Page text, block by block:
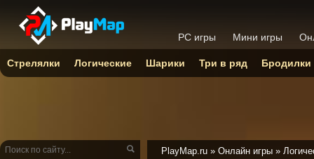
PlayMap.ru » Онлайн игры »
PC игры Мини игры
Стрелялки Логические Шарики Три в ряд Бродилки